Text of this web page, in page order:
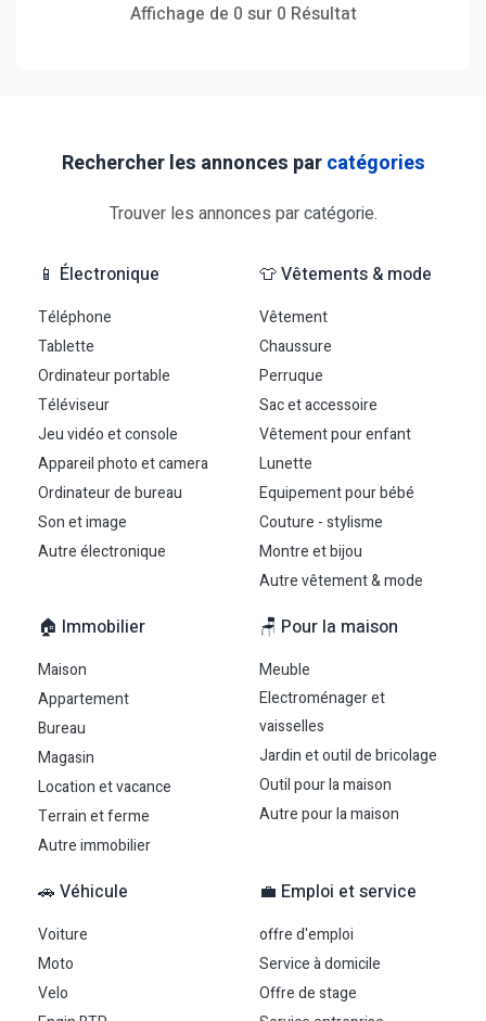
Affichage de 0 sur 0 Résultat
Rechercher les annonces parcatégories
Trouver les annonces parcatégorie.
📱 Électronique
Téléphone
Tablette
Ordinateur portable
Téléviseur
Jeu vidéo et console
Appareil photo et camera
Ordinateur de bureau
Son et image
Autre électronique
👕 Vêtements & mode
Vêtement
Chaussure
Perruque
Sac et accessoire
Vêtement pour enfant
Lunette
Equipement pour bébé
Couture - stylisme
Montre et bijou
Autre vêtement & mode
🏠 Immobilier
Maison
Appartement
Bureau
Magasin
Location et vacance
Terrain et ferme
Autre immobilier
🪑 Pour la maison
Meuble
Electroménager et
vaisselles
Jardin et outil de bricolage
Outil pour la maison
Autre pour la maison
🚗 Véhicule
Voiture
Moto
Velo
💼 Emploi et service
offre d'emploi
Service à domicile
Offre de stage